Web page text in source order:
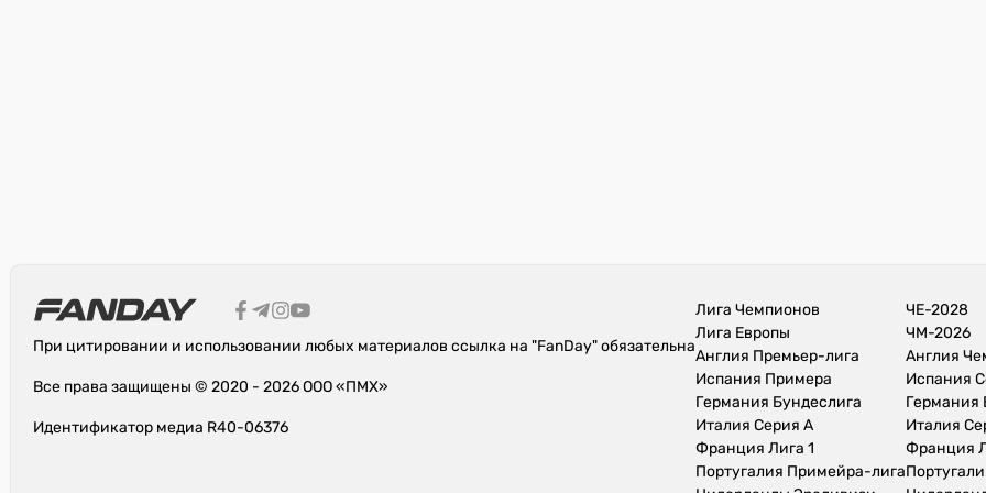
При цитировании и использовании любых материалов ссылка на "FanDay" обязательна
Все права защищены © 2020 - 2026 ООО «ПМХ»
Идентификатор медиа R40-06376
Лига Чемпионов
Лига Европы
Англия Премьер-лига
Испания Примера
Германия Бундеслига
Италия Серия А
Франция Лига 1
Португалия Примейра-лига
ЧЕ-2028
ЧМ-2026
Англия
Испания
Германия
Италия
Франция